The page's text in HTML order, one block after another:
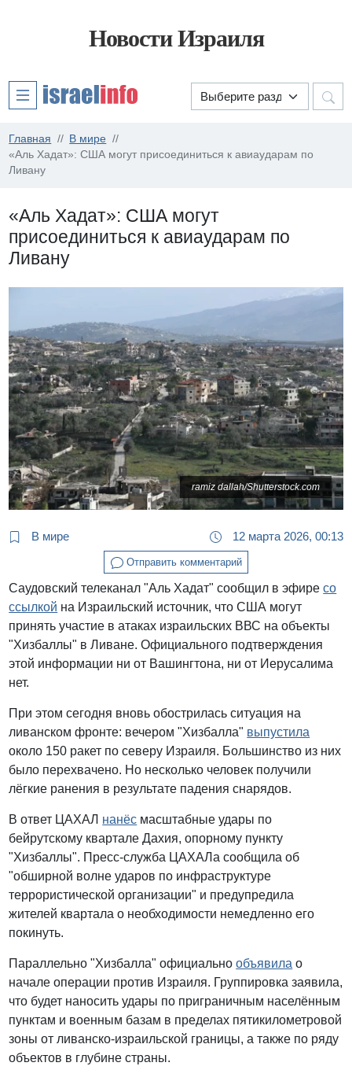
Новости Израиля
Главная
В мире
«Аль Хадат»: США могут присоединиться к авиаударам по
Ливану
«Аль Хадат»: США могут
присоединиться к авиаударам по
Ливану
ramiz dallah/Shutterstock.com
В мире 12 марта 2026, 00:13
Отправить комментарий
Саудовский телеканал "Аль Хадат" сообщил в эфиресо
ссылкой на Израильский источник, что США могут
принять участие в атаках израильских ВВС на объекты
"Хизбаллы" в Ливане. Официального подтверждения
этой информации ни от Вашингтона, ни от Иерусалима
нет.
При этом сегодня вновь обострилась ситуация на
ливанском фронте: вечером "Хизбалла" выпустила
около 150 ракет по северу Израиля. Большинство из них
было перехвачено. Но несколько человек получили
лёгкие ранения в результате падения снарядов.
В ответ ЦАХАЛ нанёс масштабные удары по
бейрутскому квартале Дахия, опорному пункту
"Хизбаллы". Пресс-служба ЦАХАЛа сообщила об
"обширной волне ударов по инфраструктуре
террористической организации" и предупредила
жителей квартала о необходимости немедленно его
покинуть.
Параллельно "Хизбалла" официальнообъявила о
начале операции против Израиля. Группировка заявила,
что будет наносить удары по приграничным населённым
пунктам и военным базам в пределах пятикилометровой
зоны от ливанско-израильской границы, а также по ряду
объектов в глубине страны.